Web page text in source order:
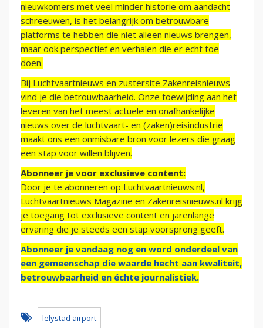
nieuwkomers met veel minder historie om aandacht
schreeuwen, is het belangrijk om betrouwbare
platforms te hebben die niet alleen nieuws brengen,
maar ook perspectief en verhalen die er echt toe
doen.
Bij Luchtvaartnieuws en zustersite Zakenreisnieuws
vind je die betrouwbaarheid. Onze toewijding aan het
leveren van het meest actuele en onafhankelijke
nieuws over de luchtvaart- en (zaken)reisindustrie
maakt ons een onmisbare bron voor lezers die graag
een stap voor willen blijven.
Abonneer je voor exclusieve content:
Door je te abonneren op Luchtvaartnieuws.nl,
Luchtvaartnieuws Magazine en Zakenreisnieuws.nl krijg
je toegang tot exclusieve content en jarenlange
ervaring die je steeds een stap voorsprong geeft.
Abonneer je vandaag nog en word onderdeel van
een gemeenschap die waarde hecht aan kwaliteit,
betrouwbaarheid en échte journalistiek.
lelystad airport